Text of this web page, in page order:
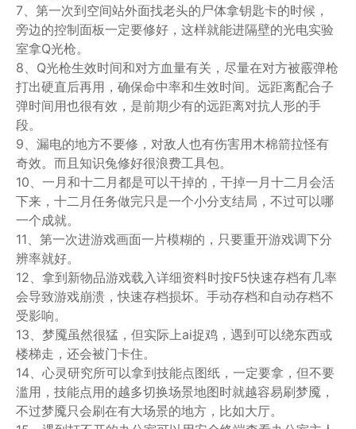
7、第一次到空间站外面找老头的尸体拿钥匙卡的时候，
旁边的控制面板一定要修好，这样就能进隔壁的光电实验
室拿Q光枪。
8、Q光枪生效时间和对方血量有关，尽量在对方被霰弹枪
打出硬直后再用，确保命中率和生效时间。远距离配合子
弹时间用也很有效，是前期少有的远距离对抗人形的手
段。
9、漏电的地方不要修，对敌人也有伤害用木棉箭拉怪有
奇效。而且知识兔修好很浪费工具包。
10、一月和十二月都是可以干掉的，干掉一月十二月会活
下来，十二月任务做完只是一个小分支结局，不过可以哪
一个成就。
11、第一次进游戏画面一片模糊的，只要重开游戏调下分
辨率就好。
12、拿到新物品游戏载入详细资料时按F5快速存档有几率
会导致游戏崩溃，快速存档损坏。手动存档和自动存档不
受影响。
13、梦魇虽然很猛，但实际上ai捉鸡，遇到可以绕东西或
楼梯走，还会被门卡住。
14、心灵研究所可以拿到技能点图纸，一定要拿，但不要
滥用，技能点用的越多切换场景地图时就越容易刷梦魇，
不过梦魇只会刷在有大场景的地方，比如大厅。